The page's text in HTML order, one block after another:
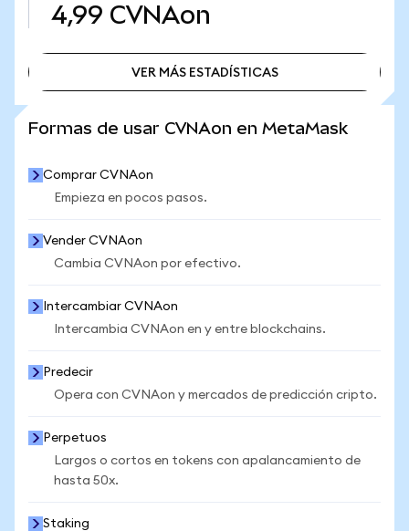
4,99 CVNAon
VER MÁS ESTADÍSTICAS
Formas de usar CVNAon en MetaMask
Comprar CVNAon
Empieza en pocos pasos.
Vender CVNAon
Cambia CVNAon por efectivo.
Intercambiar CVNAon
Intercambia CVNAon en y entre blockchains.
Predecir
Opera con CVNAon y mercados de predicción cripto.
Perpetuos
Largos o cortos en tokens con apalancamiento de
hasta 50x.
Staking